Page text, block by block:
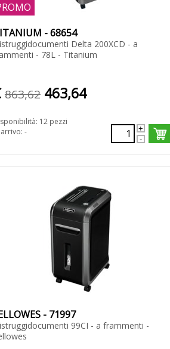
- 68654
Delta 200XCD - a
- 78L - Titanium
863,62463,64
12 pezzi
arrivo: -
- 71997
99CI - a frammenti -